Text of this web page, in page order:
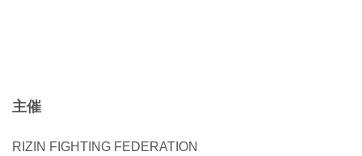
主催
RIZIN FIGHTING FEDERATION